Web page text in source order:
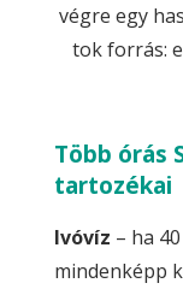
végre egy
tok forrás:
Több órás
tartozékai
Ivóvíz – ha
mindenképp